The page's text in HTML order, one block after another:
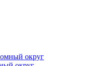
округ